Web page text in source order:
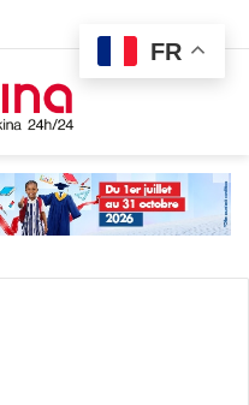
FR